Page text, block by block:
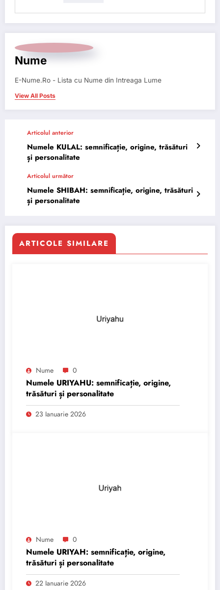
Nume
E-Nume.Ro - Lista cu Nume din Intreaga Lume
View All Posts
Articolul anterior
Numele KULAL: semnificație, origine, trăsături
și personalitate
Articolul următor
Numele SHIBAH: semnificație, origine, trăsături
și personalitate
ARTICOLE SIMILARE
Nume 0
Numele URIYAHU: semnificație, origine,
trăsături și personalitate
23 Ianuarie 2026
Nume 0
Numele URIYAH: semnificație, origine,
trăsături și personalitate
22 Ianuarie 2026